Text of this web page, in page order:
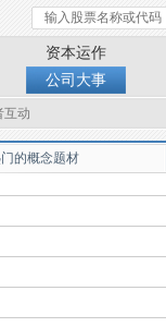
资本运作
公司大事
互动